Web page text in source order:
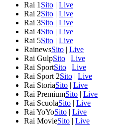
Rai 1 Sito | Live
Rai 2Sito | Live
Rai 3Sito | Live
Rai 4Sito | Live
Rai 5Sito | Live
RainewsSito | Live
Rai GulpSito | Live
Rai SportSito | Live
Rai Sport 2Sito | Live
Rai StoriaSito | Live
Rai PremiumSito | Live
Rai ScuolaSito | Live
Rai YoYoSito | Live
Rai MovieSito | Live